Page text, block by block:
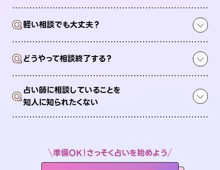
Q軽い相談でも大丈夫？
Qどうやって相談終了する？
Q占い師に相談していることを
知人に知られたくない
準備OK！さっそく占いを始めよう